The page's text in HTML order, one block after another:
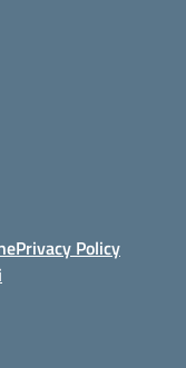
Privacy Policy